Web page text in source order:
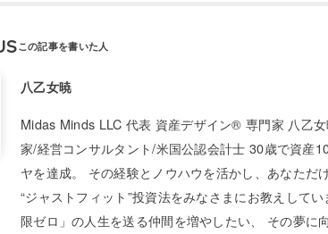
八乙女暁
Midas Minds LLC 代表 資産デザイン® 専門家 八乙
家/経営コンサルタント/米国公認会計士 30歳で資産
ヤを達成。 その経験とノウハウを活かし、あなただ
“ジャストフィット”投資法をみなさまにお教えして
限ゼロ」の人生を送る仲間を増やしたい、 その夢に